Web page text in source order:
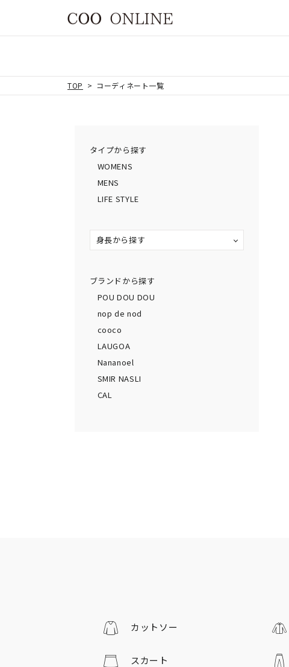
TOP コーディネート一覧
タイプから探す
WOMENS
MENS
LIFE STYLE
身長から探す
ブランドから探す
POU DOU DOU
nop de nod
cooco
LAUGOA
Nananoel
SMIR NASLI
CAL
カットソー
スカート